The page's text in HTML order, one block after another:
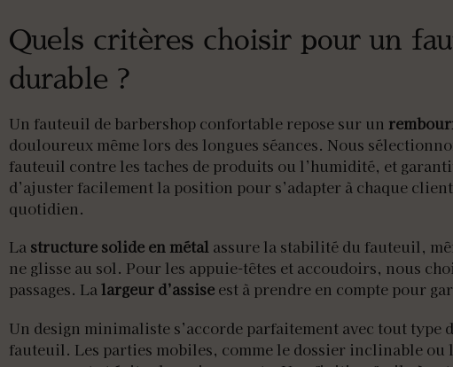
Quels critères choisir pour un
durable ?
Un fauteuil de barbershop confortable repose sur un
douloureux même lors des longues séances. Nous
fauteuil contre les taches de produits ou l’humidité, et
d’ajuster facilement la position pour s’adapter à chaque
quotidien.
La structure solide en métal assure la stabilité du fauteuil,
ne glisse au sol. Pour les appuie-têtes et accoudoirs, nous
passages. Lalargeur d’assise est à prendre en compte pour
Un design minimaliste s’accorde parfaitement avec tout type
fauteuil. Les parties mobiles, comme le dossier inclinable